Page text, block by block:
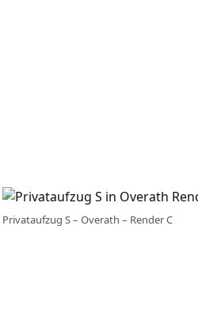
Privataufzug S – Overath – Render C